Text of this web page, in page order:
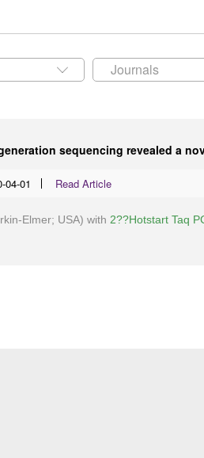
Journals
sequencing revealed a
04-01 Read Article
Elmer; USA) with2??Hotstart Taq